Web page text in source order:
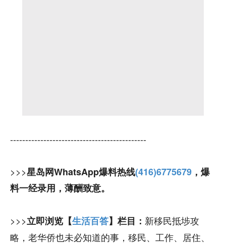
---------------------------------------------
>>>星岛网WhatsApp爆料热线(416)6775679 ，爆
料一经录用，薄酬致意。
>>>立即浏览【生活百答】栏目： 新移民抵埗攻
略，老华侨也未必知道的事，移民、工作、居住、